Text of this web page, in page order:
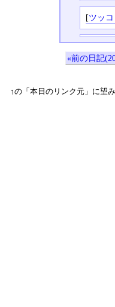
[ツッ
«前の日記
↑の「本日のリンク元」に望